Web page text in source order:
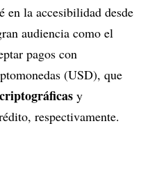
en la accesibilidad desde
audiencia como el
pagos con
(USD), que
y
respectivamente.